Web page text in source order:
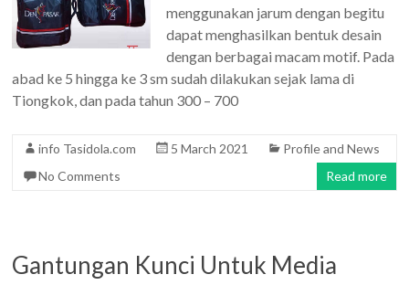
menggunakan jarum dengan begitu
dapat menghasilkan bentuk desain
dengan berbagai macam motif. Pada
abad ke 5 hingga ke 3 sm sudah dilakukan sejak lama di
Tiongkok, dan pada tahun 300 – 700
info Tasidola.com 5 March 2021
Profile and News
No Comments
Read more
Gantungan Kunci Untuk Media